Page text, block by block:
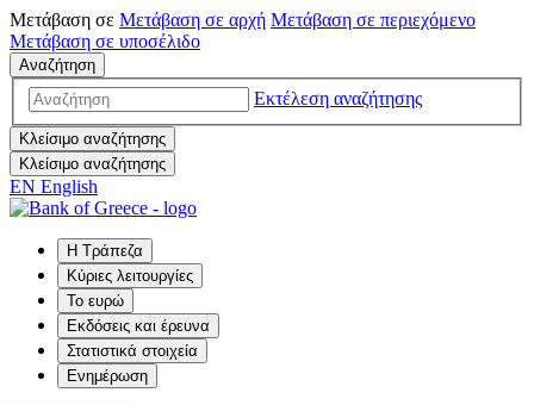
Μετάβαση σε Μετάβαση σε αρχή Μετάβαση σε περιεχόμενο
Μετάβαση σε υποσέλιδο
Αναζήτηση
Εκτέλεση αναζήτησης
Κλείσιμο αναζήτησης
Κλείσιμο αναζήτησης
EN English
Η Τράπεζα
Κύριες λειτουργίες
Το ευρώ
Εκδόσεις και έρευνα
Στατιστικά στοιχεία
Ενημέρωση